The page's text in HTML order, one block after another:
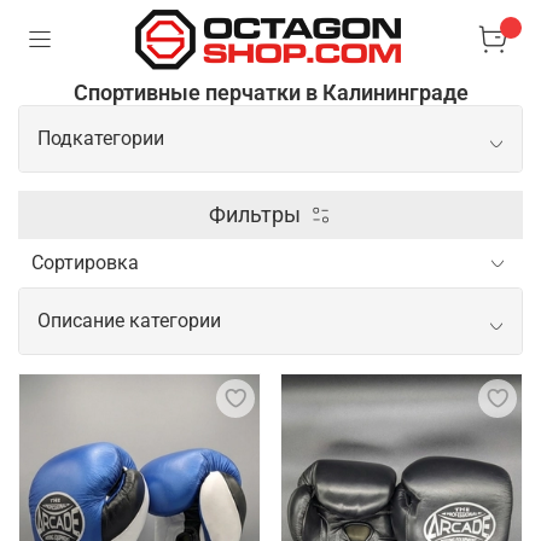
Спортивные перчатки в Калининграде
Подкатегории
Боксерские перчатки
Перчатки для ММА
Снарядные перчатки
Фильтры
Описание категории
Спортивные перчатки для активных
тренировок и соревнований
Перчатки для тренировок играют важную роль в
обеспечении комфорта и безопасности
спортсмена. Они защищают руки от мозолей,